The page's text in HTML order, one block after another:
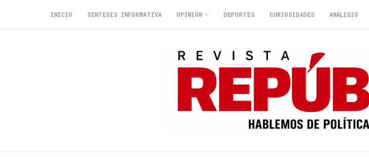
INICIO SINTESIS INFORMATIVA OPINIÓN DEPORTES CURIOSIDADES ANÁLISIS